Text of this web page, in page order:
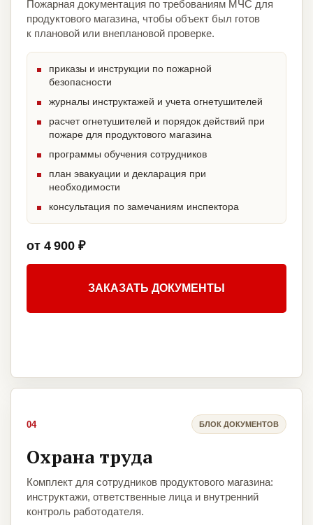
Пожарная документация по требованиям МЧС для
продуктового магазина, чтобы объект был готов
к плановой или внеплановой проверке.
приказы и инструкции по пожарной
безопасности
журналы инструктажей и учета огнетушителей
расчет огнетушителей и порядок действий при
пожаре для продуктового магазина
программы обучения сотрудников
план эвакуации и декларация при
необходимости
консультация по замечаниям инспектора
от 4 900 ₽
ЗАКАЗАТЬ ДОКУМЕНТЫ
04 БЛОК ДОКУМЕНТОВ
Охрана труда
Комплект для сотрудников продуктового магазина:
инструктажи, ответственные лица и внутренний
контроль работодателя.